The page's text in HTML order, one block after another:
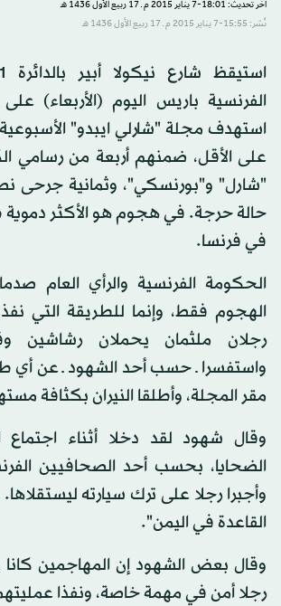
آخر تحديث: 18:01-7 يناير 2015 م ـ 17 ربيع الأول 1436 هـ
نُشر: 15:55-7 يناير 2015 م ـ 17 ربيع الأول 1436 هـ
الفرنسية باريس اليوم (الأربعاء)
على الأقل، ضمنهم أربعة من رسامي
"شارل" و"بورنسكي"، وثمانية جرحى
حالة حرجة. في هجوم هو الأكثر دموية
في فرنسا.
الحكومة الفرنسية والرأي العام
الهجوم فقط، وإنما للطريقة التي
رجلان ملثمان يحملان رشاشين
واستفسرا ـ حسب أحد الشهود ـ عن أي
مقر المجلة، وأطلقا النيران بكثافة
وقال شهود لقد دخلا أثناء اجتماع
الضحايا، بحسب أحد الصحافيين
وأجبرا رجلا على ترك سيارته ليستقلاها.
القاعدة في اليمن".
وقال بعض الشهود إن المهاجمين كانا
رجلا أمن في مهمة خاصة، ونفذا